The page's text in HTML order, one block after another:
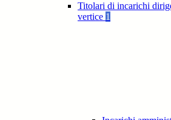
Titolari di incarichi
vertice 1